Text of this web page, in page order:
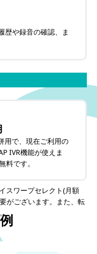
歴や録音の確認、ま
用で、現在ご利用の
IVR機能が使えま
料です。
スワープセレクト(月額
がございます。また、転
例